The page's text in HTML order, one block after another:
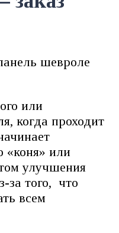
или
когда проходит
«коня» или
улучшения
за того, что
всем